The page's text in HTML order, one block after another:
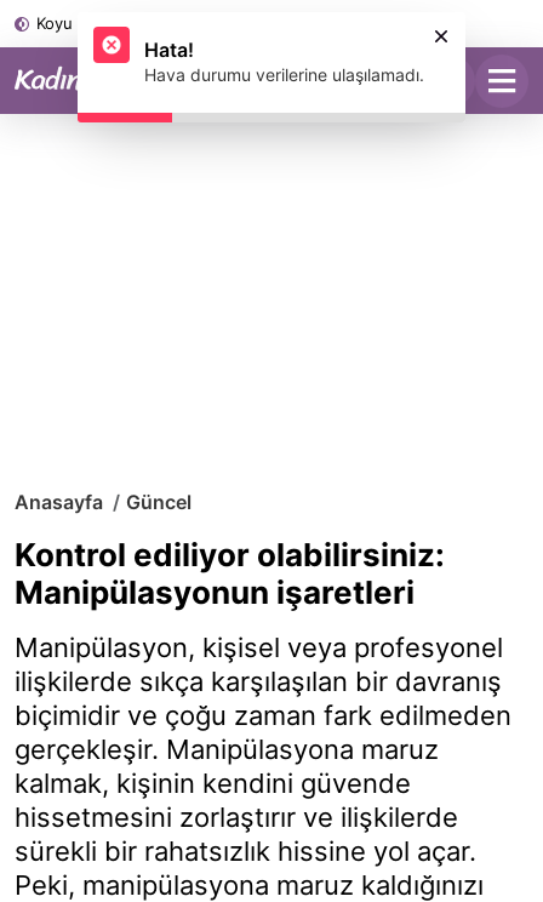
Koyu Mod
Anasayfa Güncel
Kontrol ediliyor olabilirsiniz:
Manipülasyonun işaretleri
Manipülasyon, kişisel veya profesyonel
ilişkilerde sıkça karşılaşılan bir davranış
biçimidir ve çoğu zaman fark edilmeden
gerçekleşir. Manipülasyona maruz
kalmak, kişinin kendini güvende
hissetmesini zorlaştırır ve ilişkilerde
sürekli bir rahatsızlık hissine yol açar.
Peki, manipülasyona maruz kaldığınızı
Hata!
Hava durumu verilerine ulaşılamadı.